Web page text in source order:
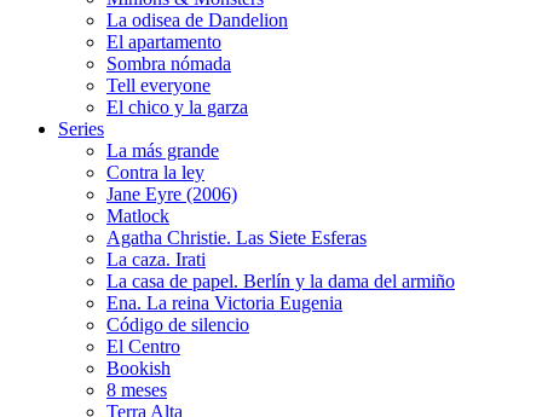
La odisea de Dandelion
El apartamento
Sombra nómada
Tell everyone
El chico y la garza
Series
La más grande
Contra la ley
Jane Eyre (2006)
Matlock
Agatha Christie. Las Siete Esferas
La caza. Irati
La casa de papel. Berlín y la dama del armiño
Ena. La reina Victoria Eugenia
Código de silencio
El Centro
Bookish
8 meses
Terra Alta